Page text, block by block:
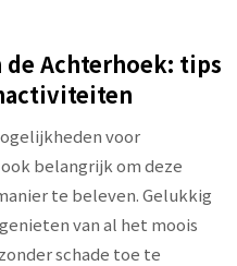
Achterhoek: tips
voor
belangrijk om deze
te beleven. Gelukkig
van al het moois
schade toe te